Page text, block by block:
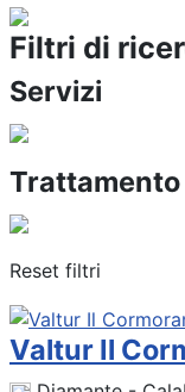
Filtri di
Servizi
Trattamento
Reset filtri
Valtur Il